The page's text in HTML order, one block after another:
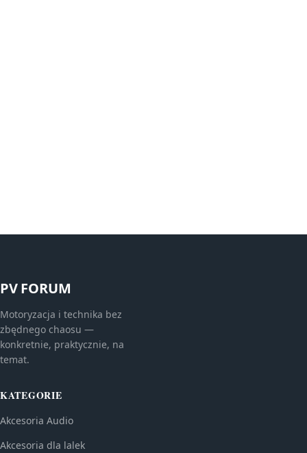
PV FORUM
Motoryzacja i technika bez
zbędnego chaosu —
konkretnie, praktycznie, na
temat.
KATEGORIE
Akcesoria Audio
Akcesoria dla lalek